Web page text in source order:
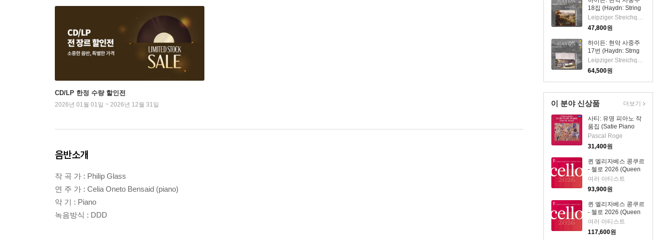
18집 (Haydn: String
Quartets Vol.18)(CD)
- Leipziger
Streichquartett
Leipziger Streichquartett
47,800원
하이든: 현악 사중주
17번 (Haydn: Strng
Quartets Vol.17)
(2CD) - Leipziger
Streichquartett
Leipziger Streichquartett
64,500원
이 분야 신상품
사티: 유명 피아노 작
품집 (Satie Piano
Works - 3
Gymnopedies)
(SHM-CD)(일본반) -
Pascal Roge
Pascal Roge
31,400원
퀸 엘리자베스 콩쿠르
- 첼로 2026 (Queen
Elisabeth
Competition: Cello
2026) (4CD) - 여러
아티스트
여러 아티스트
93,900원
퀸 엘리자베스 콩쿠르
- 첼로 2026 (Queen
Elisabeth
Competition: Cello
2026) (4CD) - 여러
여러 아티스트
117,600원
더보기
CD/LP 한정 수량 할인전
2026년 01월 01일 ~ 2026년 12월 31일
음반소개
작 곡 가 : Philip Glass
연 주 가 : Celia Oneto Bensaid (piano)
악 기 : Piano
녹음방식 : DDD